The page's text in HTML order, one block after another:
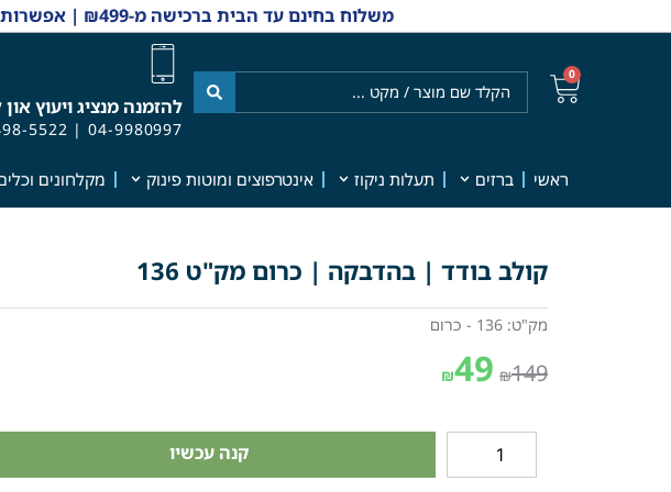
משלוח בחינם עד הבית ברכישה מ-₪499 | אפשרות למשלוחי אקספרס מהיום למחר | למענה אנושי והזמנות 04-9980997
0
להזמנה מנציג ויעוץ און
04-9980997
|
5522
ראשי ברזים תעלות ניקוז אינטרפוצים ומוטות פינוק מקלחונים
קולב בודד | בהדבקה | כרום מק"ט 136
מק"ט: 136 - כרום
₪149
₪49
קנה עכשיו